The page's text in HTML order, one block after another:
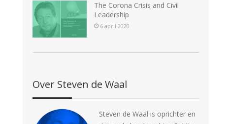
The Corona Crisis and Civil
Leadership
6 april 2020
Over Steven de Waal
Steven de Waal is oprichter en